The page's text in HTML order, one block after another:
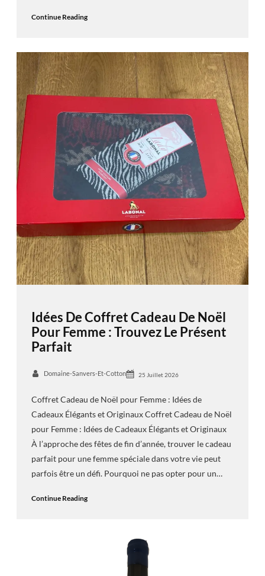
Continue Reading
Idées De Coffret Cadeau De Noël
Pour Femme : Trouvez Le Présent
Parfait
Domaine-Sanvers-Et-Cotton 25 Juillet 2026
Coffret Cadeau de Noël pour Femme : Idées de
Cadeaux Élégants et Originaux Coffret Cadeau de Noël
pour Femme : Idées de Cadeaux Élégants et Originaux
À l’approche des fêtes de fin d’année, trouver le cadeau
parfait pour une femme spéciale dans votre vie peut
parfois être un défi. Pourquoi ne pas opter pour un…
Continue Reading